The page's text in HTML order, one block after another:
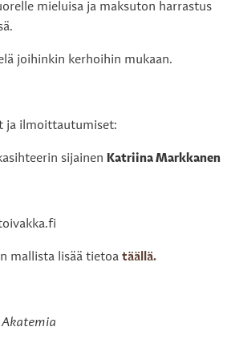
mieluisa ja maksuton harrastus
joihinkin kerhoihin mukaan.
ja ilmoittautumiset:
sijainen Katriina Markkanen
mallista lisää tietoa täällä.